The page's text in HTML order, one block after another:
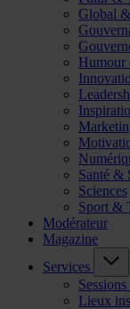
Global
Humour
Santé &
Sciences
Sport &
Modérateur
Magazine
Services
Lieux